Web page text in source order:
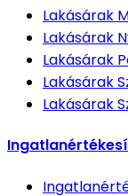
Lakásárak
Lakásárak
Lakásárak
Lakásárak
Lakásárak